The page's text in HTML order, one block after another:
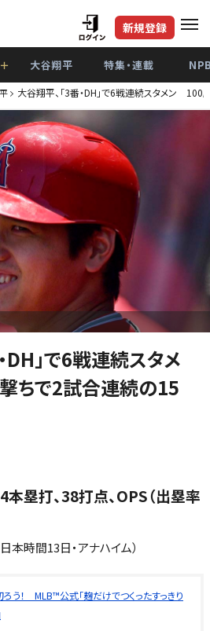
新規登録
大谷翔平 特集・連載
大谷翔平、「3番・DH」で6戦連続スタメン
DH」で6戦連続スタメ
ちで2試合連続の15
塁打、38打点、OPS（出塁率
本時間13日・アナハイム）
う！ MLB™公式「麹だけでつくったすっきり